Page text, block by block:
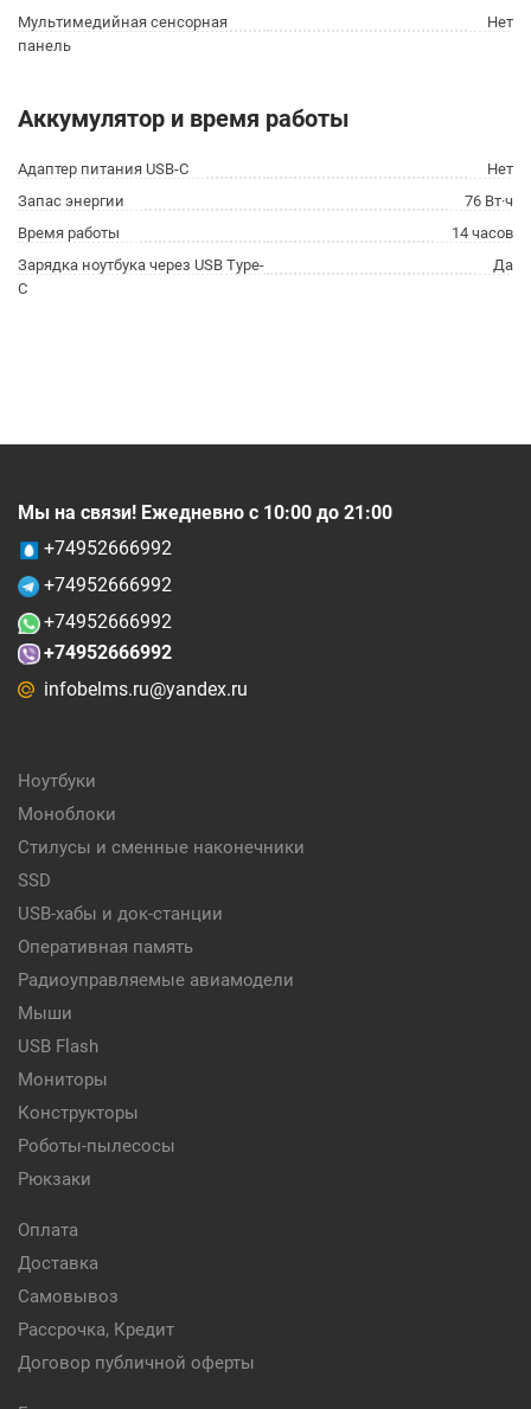
Мультимедийная сенсорная
панель
Нет
Аккумулятор и время работы
Адаптер питания USB-C
Нет
Запас энергии
76 Вт·ч
Время работы
14 часов
Зарядка ноутбука через USB Type-
C
Да
Мы на связи! Ежедневно с 10:00 до 21:00
+74952666992
+74952666992
+74952666992
+74952666992
infobelms.ru@yandex.ru
Ноутбуки
Моноблоки
Стилусы и сменные наконечники
SSD
USB-хабы и док-станции
Оперативная память
Радиоуправляемые авиамодели
Мыши
USB Flash
Мониторы
Конструкторы
Роботы-пылесосы
Рюкзаки
Оплата
Доставка
Самовывоз
Рассрочка, Кредит
Договор публичной оферты